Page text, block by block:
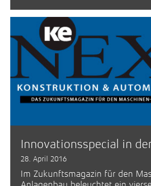
Innovationsspecial in
28. April 2016
Im Zukunftsmagazin für den